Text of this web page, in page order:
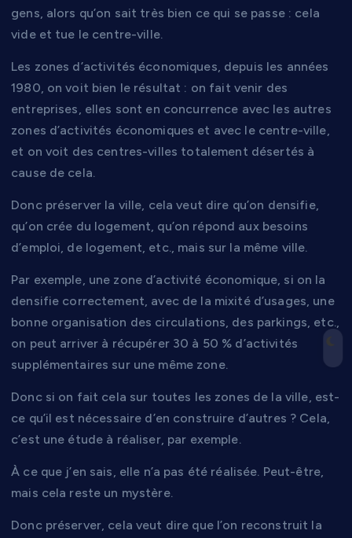
gens, alors qu’on sait très bien ce qui se passe : cela
vide et tue le centre-ville.
Les zones d’activités économiques, depuis les années
1980, on voit bien le résultat : on fait venir des
entreprises, elles sont en concurrence avec les autres
zones d’activités économiques et avec le centre-ville,
et on voit des centres-villes totalement désertés à
cause de cela.
Donc préserver la ville, cela veut dire qu’on densifie,
qu’on crée du logement, qu’on répond aux besoins
d’emploi, de logement, etc., mais sur la même ville.
Par exemple, une zone d’activité économique, si on la
densifie correctement, avec de la mixité d’usages, une
bonne organisation des circulations, des parkings, etc.,
on peut arriver à récupérer 30 à 50 % d’activités
supplémentaires sur une même zone.
Donc si on fait cela sur toutes les zones de la ville, est-
ce qu’il est nécessaire d’en construire d’autres ? Cela,
c’est une étude à réaliser, par exemple.
À ce que j’en sais, elle n’a pas été réalisée. Peut-être,
mais cela reste un mystère.
Donc préserver, cela veut dire que l’on reconstruit la